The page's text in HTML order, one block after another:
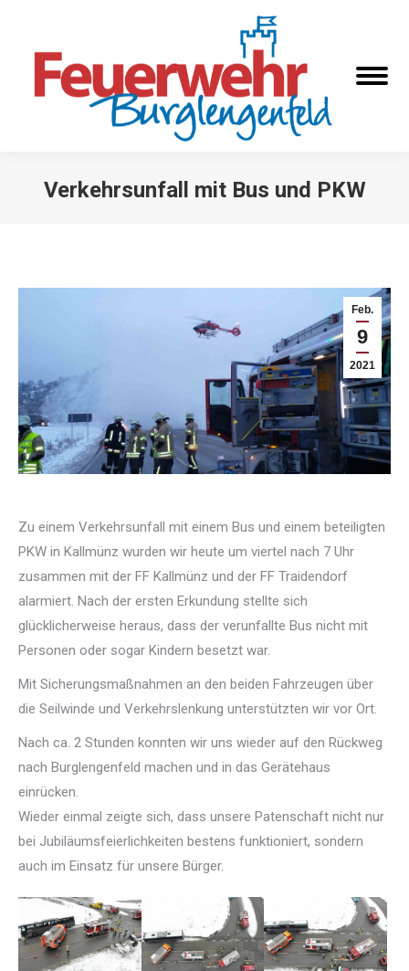
Verkehrsunfall mit Bus und PKW
Feb.
9
2021
Zu einem Verkehrsunfall mit einem Bus und einem beteiligten
PKW in Kallmünz wurden wir heute um viertel nach 7 Uhr
zusammen mit der FF Kallmünz und der FF Traidendorf
alarmiert. Nach der ersten Erkundung stellte sich
glücklicherweise heraus, dass der verunfallte Bus nicht mit
Personen oder sogar Kindern besetzt war.
Mit Sicherungsmaßnahmen an den beiden Fahrzeugen über
die Seilwinde und Verkehrslenkung unterstützten wir vor Ort.
Nach ca. 2 Stunden konnten wir uns wieder auf den Rückweg
nach Burglengenfeld machen und in das Gerätehaus
einrücken.
Wieder einmal zeigte sich, dass unsere Patenschaft nicht nur
bei Jubiläumsfeierlichkeiten bestens funktioniert, sondern
auch im Einsatz für unsere Bürger.